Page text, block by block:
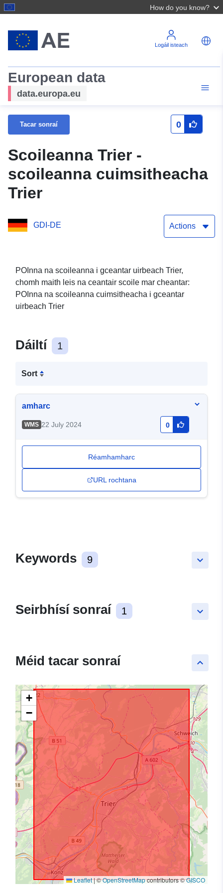
How do you know?
Logáil isteach
European data
data.europa.eu
Tacar sonraí 0
Scoileanna Trier -
scoileanna cuimsitheacha
Trier
GDI-DE Actions
POInna na scoileanna i gceantar uirbeach Trier,
chomh maith leis na ceantair scoile mar cheantar:
POInna na scoileanna cuimsitheacha i gceantar
uirbeach Trier
Dáiltí 1
Sort
amharc
WMS 22 July 2024 0
Réamhamharc
URL rochtana
keyboard_arrow_down
Keywords 9
keyboard_arrow_down
Seirbhísí sonraí 1
keyboard_arrow_up
Méid tacar sonraí
+
−
Leaflet|©OpenStreetMapcontributors ©GISCO